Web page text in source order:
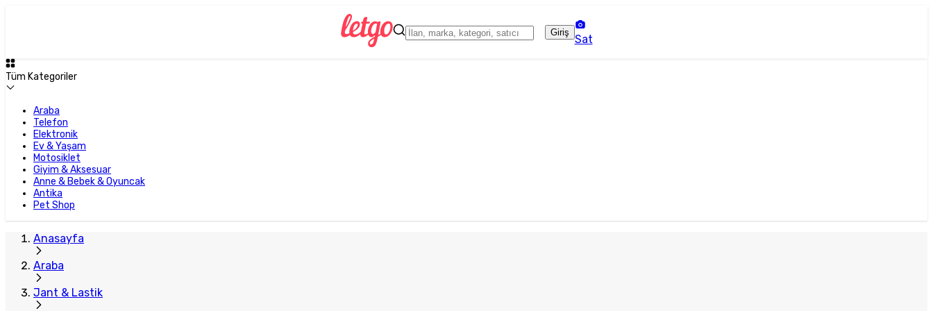
Giriş
Sat
Tüm Kategoriler
Araba
Telefon
Elektronik
Ev & Yaşam
Motosiklet
Giyim & Aksesuar
Anne & Bebek & Oyuncak
Antika
Pet Shop
Anasayfa
Araba
Jant & Lastik